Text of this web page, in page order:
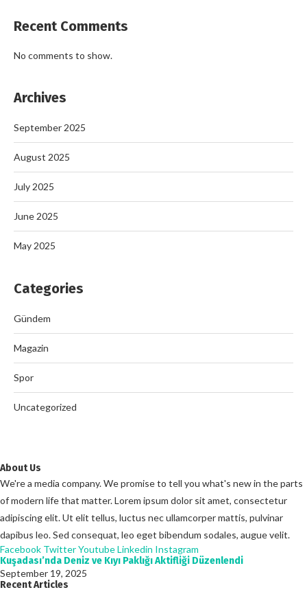
Recent Comments
No comments to show.
Archives
September 2025
August 2025
July 2025
June 2025
May 2025
Categories
Gündem
Magazin
Spor
Uncategorized
About Us
We're a media company. We promise to tell you what's new in the parts
of modern life that matter. Lorem ipsum dolor sit amet, consectetur
adipiscing elit. Ut elit tellus, luctus nec ullamcorper mattis, pulvinar
dapibus leo. Sed consequat, leo eget bibendum sodales, augue velit.
Facebook TwitterYoutubeLinkedin Instagram
Kuşadası’nda Deniz ve Kıyı Paklığı Aktifliği Düzenlendi
September 19, 2025
Recent Articles